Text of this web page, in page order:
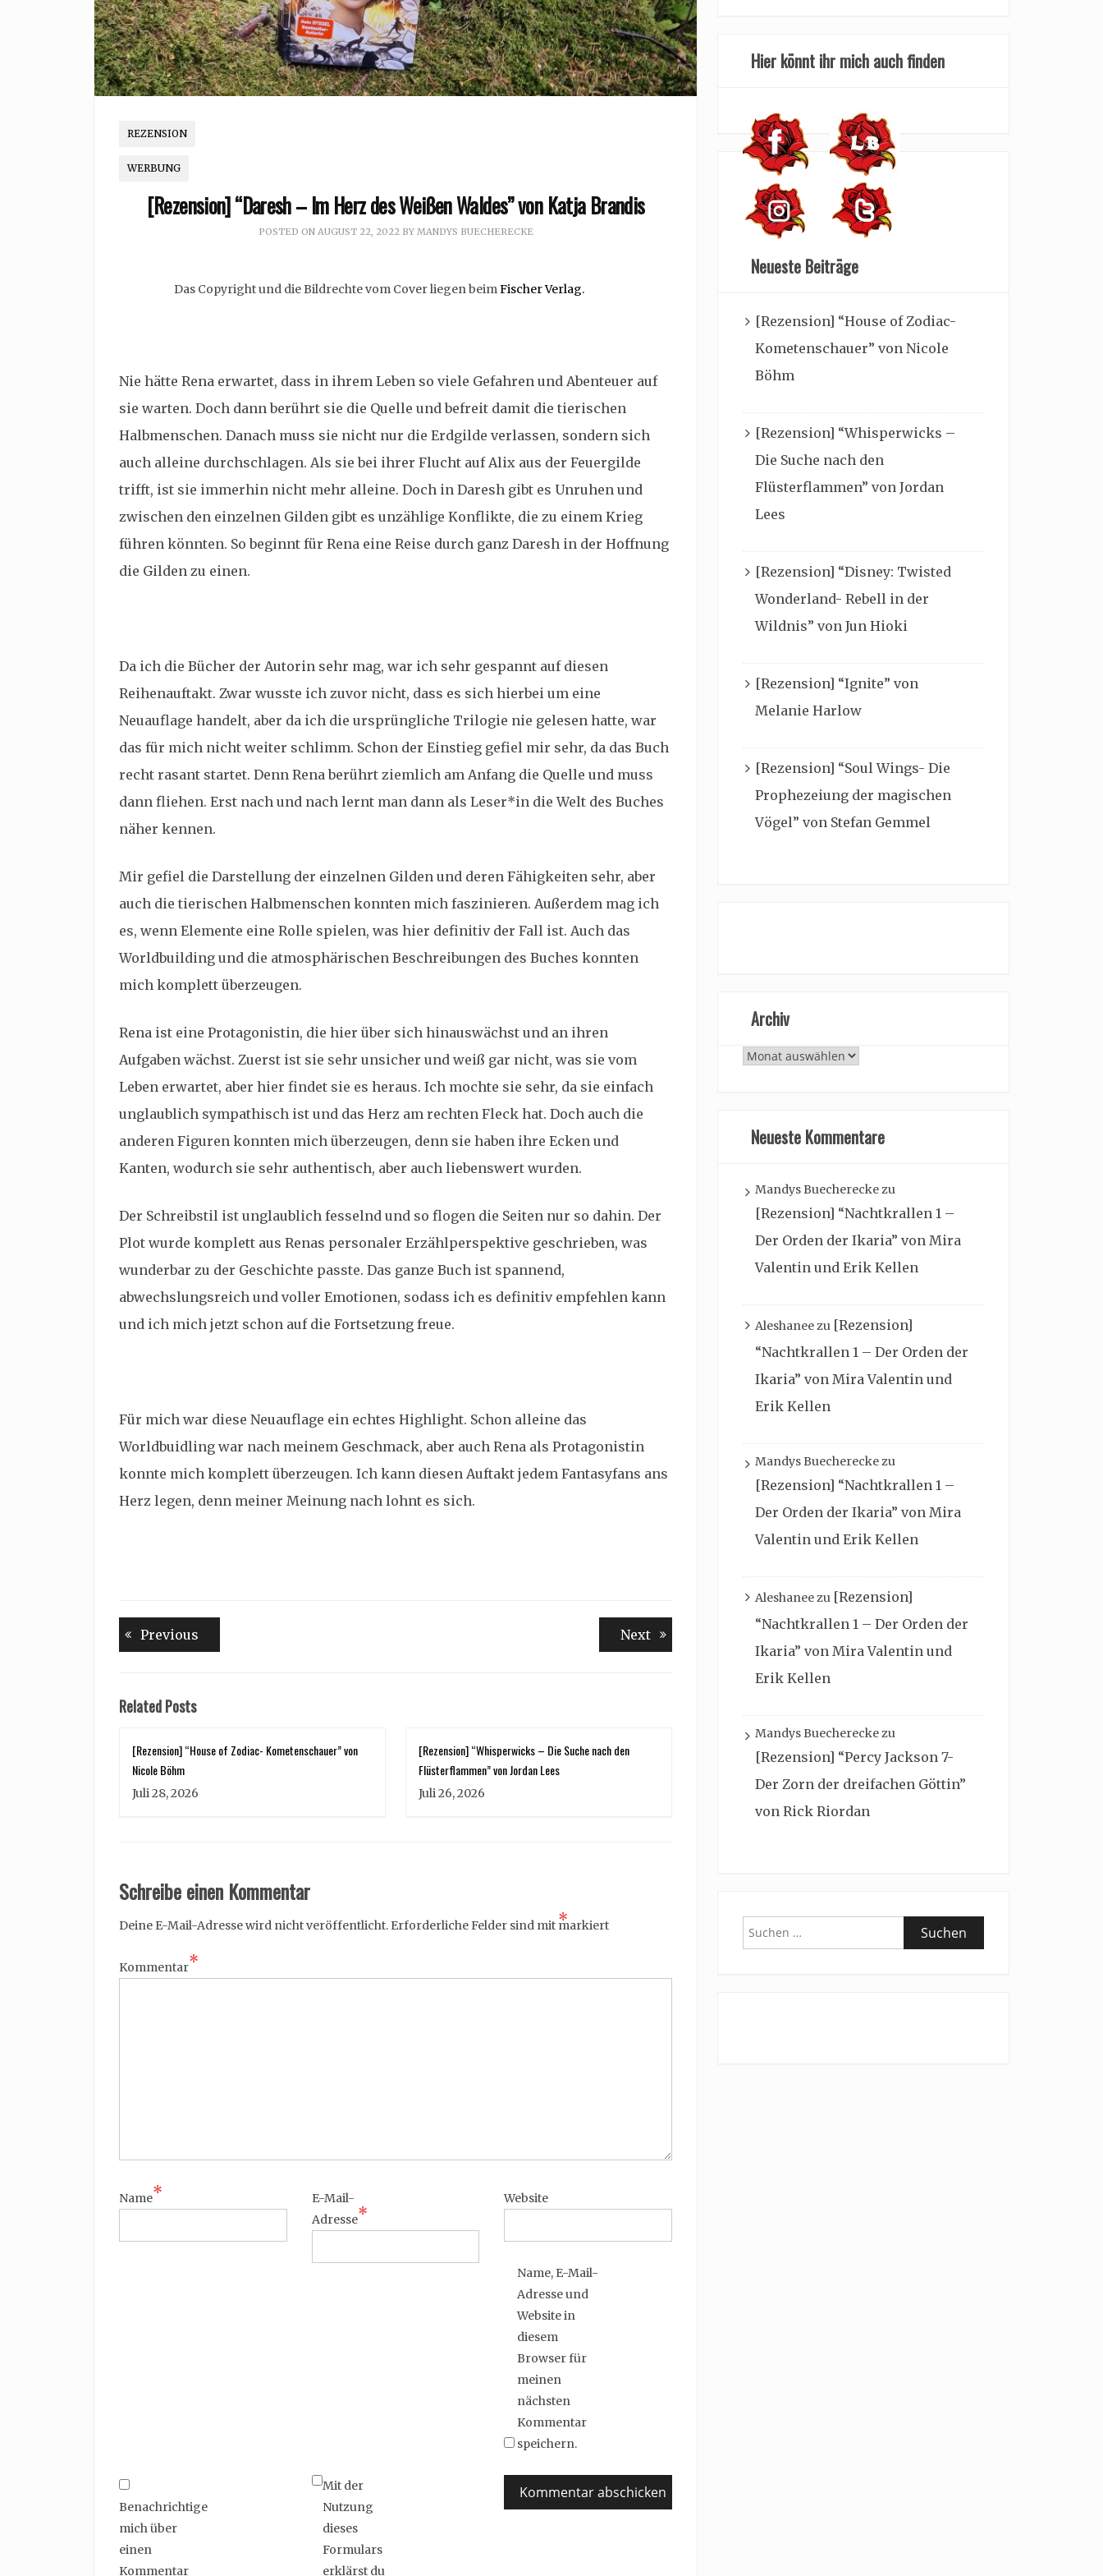
REZENSION
WERBUNG
[Rezension] “Daresh – Im Herz des Weißen Waldes” von Katja Brandis
POSTED ON AUGUST 22, 2022BY MANDYS BUECHERECKE
Das Copyright und die Bildrechte vom Cover liegen beimFischer Verlag.
Nie hätte Rena erwartet, dass in ihrem Leben so viele Gefahren und Abenteuer auf
sie warten. Doch dann berührt sie die Quelle und befreit damit die tierischen
Halbmenschen. Danach muss sie nicht nur die Erdgilde verlassen, sondern sich
auch alleine durchschlagen. Als sie bei ihrer Flucht auf Alix aus der Feuergilde
trifft, ist sie immerhin nicht mehr alleine. Doch in Daresh gibt es Unruhen und
zwischen den einzelnen Gilden gibt es unzählige Konflikte, die zu einem Krieg
führen könnten. So beginnt für Rena eine Reise durch ganz Daresh in der Hoffnung
die Gilden zu einen.
Da ich die Bücher der Autorin sehr mag, war ich sehr gespannt auf diesen
Reihenauftakt. Zwar wusste ich zuvor nicht, dass es sich hierbei um eine
Neuauflage handelt, aber da ich die ursprüngliche Trilogie nie gelesen hatte, war
das für mich nicht weiter schlimm. Schon der Einstieg gefiel mir sehr, da das Buch
recht rasant startet. Denn Rena berührt ziemlich am Anfang die Quelle und muss
dann fliehen. Erst nach und nach lernt man dann als Leser*in die Welt des Buches
näher kennen.
Mir gefiel die Darstellung der einzelnen Gilden und deren Fähigkeiten sehr, aber
auch die tierischen Halbmenschen konnten mich faszinieren. Außerdem mag ich
es, wenn Elemente eine Rolle spielen, was hier definitiv der Fall ist. Auch das
Worldbuilding und die atmosphärischen Beschreibungen des Buches konnten
mich komplett überzeugen.
Rena ist eine Protagonistin, die hier über sich hinauswächst und an ihren
Aufgaben wächst. Zuerst ist sie sehr unsicher und weiß gar nicht, was sie vom
Leben erwartet, aber hier findet sie es heraus. Ich mochte sie sehr, da sie einfach
unglaublich sympathisch ist und das Herz am rechten Fleck hat. Doch auch die
anderen Figuren konnten mich überzeugen, denn sie haben ihre Ecken und
Kanten, wodurch sie sehr authentisch, aber auch liebenswert wurden.
Der Schreibstil ist unglaublich fesselnd und so flogen die Seiten nur so dahin. Der
Plot wurde komplett aus Renas personaler Erzählperspektive geschrieben, was
wunderbar zu der Geschichte passte. Das ganze Buch ist spannend,
abwechslungsreich und voller Emotionen, sodass ich es definitiv empfehlen kann
und ich mich jetzt schon auf die Fortsetzung freue.
Für mich war diese Neuauflage ein echtes Highlight. Schon alleine das
Worldbuidling war nach meinem Geschmack, aber auch Rena als Protagonistin
konnte mich komplett überzeugen. Ich kann diesen Auftakt jedem Fantasyfans ans
Herz legen, denn meiner Meinung nach lohnt es sich.
Beitragsnavigation
Previous NextNext
Related Posts
[Rezension] “House of Zodiac- Kometenschauer” von
Nicole Böhm
Juli 28, 2026
[Rezension] “Whisperwicks – Die Suche nach den
Flüsterflammen” von Jordan Lees
Juli 26, 2026
Schreibe einen Kommentar
Deine E-Mail-Adresse wird nicht veröffentlicht. Erforderliche Felder sind mit *
markiert
Kommentar*
Name*
E-Mail-
Adresse*
Website
Name, E-Mail-
Adresse und
Website in
diesem
Browser für
meinen
nächsten
Kommentar
speichern.
Benachrichtige
mich über
einen
Kommentar
Mit der
Nutzung
dieses
Formulars
erklärst du
Hier könnt ihr mich auch finden
Neueste Beiträge
[Rezension] “House of Zodiac-
Kometenschauer” von Nicole
Böhm
[Rezension] “Whisperwicks –
Die Suche nach den
Flüsterflammen” von Jordan
Lees
[Rezension] “Disney: Twisted
Wonderland- Rebell in der
Wildnis” von Jun Hioki
[Rezension] “Ignite” von
Melanie Harlow
[Rezension] “Soul Wings- Die
Prophezeiung der magischen
Vögel” von Stefan Gemmel
Archiv
Archiv
Neueste Kommentare
Mandys Buechereckezu
[Rezension] “Nachtkrallen 1 –
Der Orden der Ikaria” von Mira
Valentin und Erik Kellen
Aleshaneezu [Rezension]
“Nachtkrallen 1 – Der Orden der
Ikaria” von Mira Valentin und
Erik Kellen
Mandys Buechereckezu
[Rezension] “Nachtkrallen 1 –
Der Orden der Ikaria” von Mira
Valentin und Erik Kellen
Aleshaneezu [Rezension]
“Nachtkrallen 1 – Der Orden der
Ikaria” von Mira Valentin und
Erik Kellen
Mandys Buechereckezu
[Rezension] “Percy Jackson 7-
Der Zorn der dreifachen Göttin”
von Rick Riordan
Suchen
nach: